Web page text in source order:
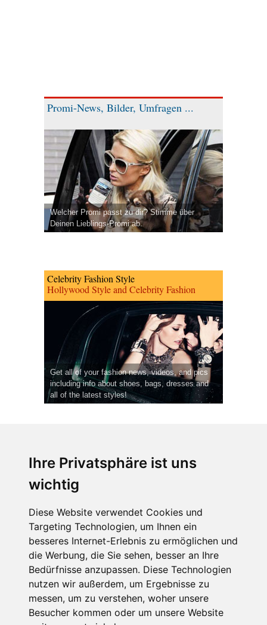
Ihre Privatsphäre ist uns
wichtig
Diese Website verwendet Cookies und
Targeting Technologien, um Ihnen ein
besseres Internet-Erlebnis zu ermöglichen und
die Werbung, die Sie sehen, besser an Ihre
Bedürfnisse anzupassen. Diese Technologien
nutzen wir außerdem, um Ergebnisse zu
messen, um zu verstehen, woher unsere
Besucher kommen oder um unsere Website
Promi-News, Bilder, Umfragen ...
Welcher Promi passt zu dir? Stimme über
Deinen Lieblings-Promi ab.
Celebrity Fashion Style
Hollywood Style and Celebrity Fashion
Get all of your fashion news, videos, and pics
including info about shoes, bags, dresses and
all of the latest styles!
CPost.org© 2013-2023 The Celebrity Post.
Terms of Use Privacy | Cookies Policy( Einstellungen ändern
About Us
Advertising
Contact Us